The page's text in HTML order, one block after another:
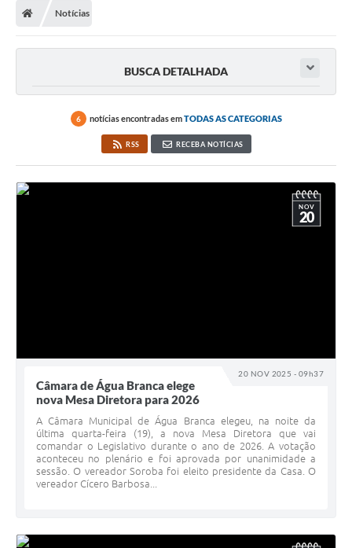
Notícias
BUSCA DETALHADA
6 notícias encontradas emTODAS AS CATEGORIAS
RSS RECEBA NOTÍCIAS
20 NOV 2025 - 09h37
NOV
20
Câmara de Água Branca elege
nova Mesa Diretora para 2026
A Câmara Municipal de Água Branca elegeu, na noite da
última quarta-feira (19), a nova Mesa Diretora que vai
comandar o Legislativo durante o ano de 2026. A votação
aconteceu no plenário e foi aprovada por unanimidade a
sessão. O vereador Soroba foi eleito presidente da Casa. O
vereador Cícero Barbosa...